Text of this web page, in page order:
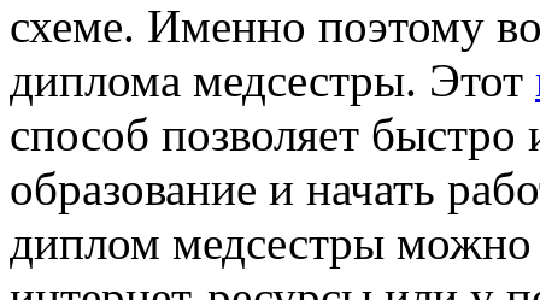
схеме. Именно поэтому
диплома медсестры. Этот
способ позволяет
образование и начать
диплом медсестры можно